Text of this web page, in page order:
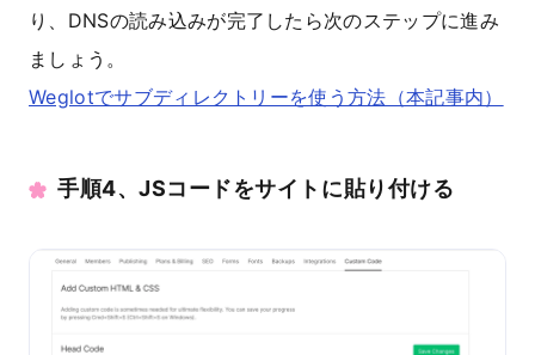
り、DNSの読み込みが完了したら次のステップに進み
ましょう。
Weglotでサブディレクトリーを使う方法（本記事内）
手順4、JSコードをサイトに貼り付ける